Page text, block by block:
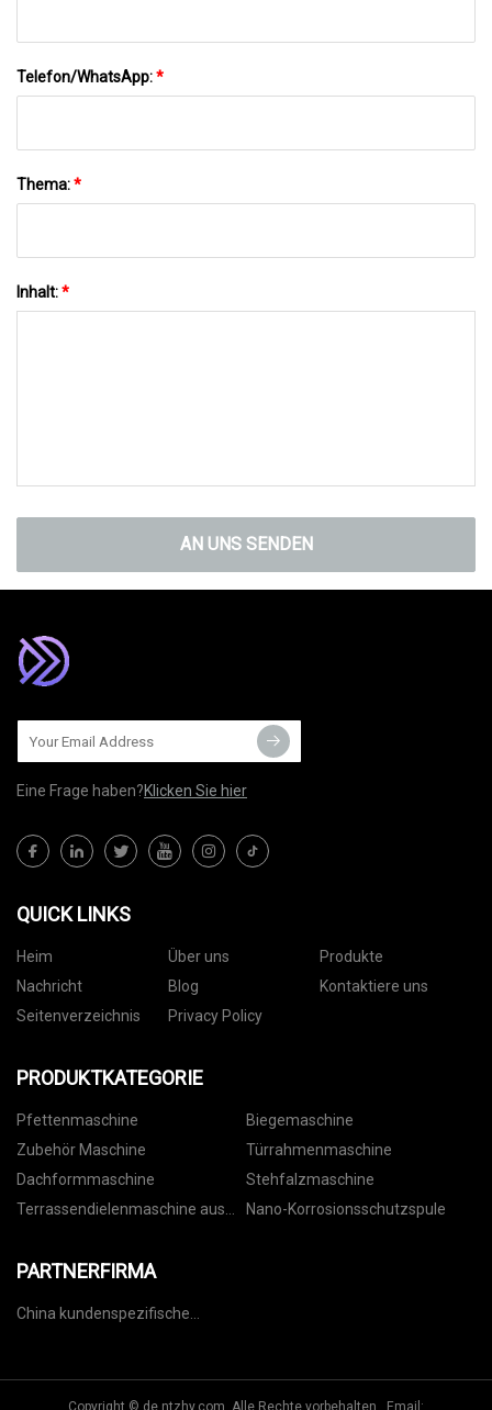
Telefon/WhatsApp:*
Thema:*
Inhalt:*
AN UNS SENDEN
Eine Frage haben?Klicken Sie hier
QUICK LINKS
Heim Über uns
Produkte
Nachricht
Blog
Kontaktiere uns
Seitenverzeichnis
Privacy Policy
PRODUKTKATEGORIE
Pfettenmaschine
Biegemaschine
Zubehör Maschine
Türrahmenmaschine
Dachformmaschine
Stehfalzmaschine
Terrassendielenmaschine aus
Nano-Korrosionsschutzspule
PARTNERFIRMA
China kundenspezifische